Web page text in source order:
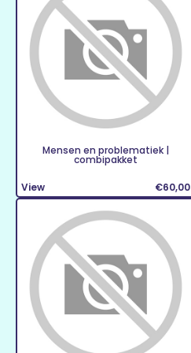
Mensen en problematiek |
combipakket
View €60,00